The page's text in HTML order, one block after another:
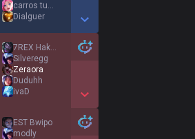
carros tunados
Dialguer
Show More Detail Games
7REX Hakari
Silveregg
Zeraora
Duduhh
ivaD
Show More Detail Games
EST Bwipo
modly